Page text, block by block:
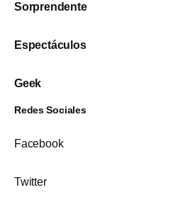
Sorprendente
Espectáculos
Geek
Redes Sociales
Facebook
Twitter